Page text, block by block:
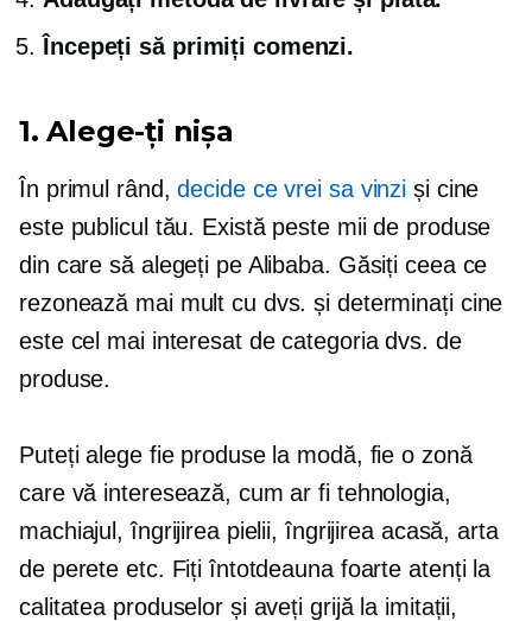
Începeți să primiți comenzi.
1. Alege-ți nișa
În primul rând,decide ce vrei sa vinzi și cine
este publicul tău. Există peste mii de produse
din care să alegeți pe Alibaba. Găsiți ceea ce
rezonează mai mult cu dvs. și determinați cine
este cel mai interesat de categoria dvs. de
produse.
Puteți alege fie produse la modă, fie o zonă
care vă interesează, cum ar fi tehnologia,
machiajul, îngrijirea pielii, îngrijirea acasă, arta
de perete etc. Fiți întotdeauna foarte atenți la
calitatea produselor și aveți grijă la imitații,